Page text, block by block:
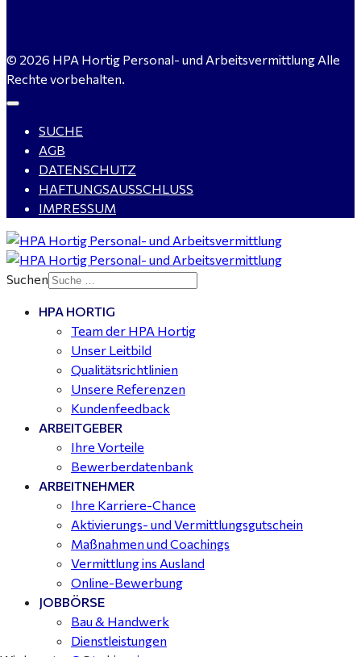
© 2026 HPA Hortig Personal- und Arbeitsvermittlung Alle
Rechte vorbehalten.
SUCHE
AGB
DATENSCHUTZ
HAFTUNGSAUSSCHLUSS
IMPRESSUM
Suchen
HPA HORTIG
Team der HPA Hortig
Unser Leitbild
Qualitätsrichtlinien
Unsere Referenzen
Kundenfeedback
ARBEITGEBER
Ihre Vorteile
Bewerberdatenbank
ARBEITNEHMER
Ihre Karriere-Chance
Aktivierungs- und Vermittlungsgutschein
Maßnahmen und Coachings
Vermittlung ins Ausland
Online-Bewerbung
JOBBÖRSE
Bau & Handwerk
Dienstleistungen